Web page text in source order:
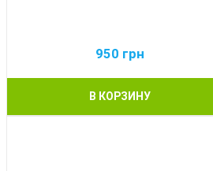
950 грн
В КОРЗИНУ